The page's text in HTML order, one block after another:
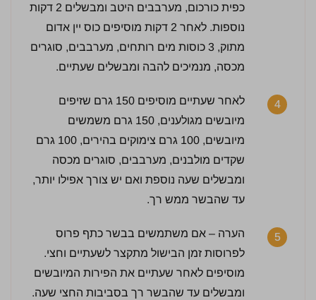
כפית כורכום, מערבבים היטב ומבשלים 2 דקות
נוספות. לאחר 2 דקות מוסיפים כוס יין אדום
מתוק, 3 כוסות מים רותחים, מערבבים, סוגרים
מכסה, מנמיכים להבה ומבשלים שעתיים.
4
לאחר שעתיים מוסיפים 150 גרם שזיפים
מיובשים מגולענים, 150 גרם משמשים
מיובשים, 100 גרם צימוקים בהירים, 100 גרם
שקדים מולבנים, מערבבים, סוגרים מכסה
ומבשלים שעה נוספת ואם יש צורך אפילו יותר,
עד שהבשר ממש רך.
5
הערה – אם משתמשים בבשר כתף פרוס
לפרוסות זמן הבישול מתקצר לשעתיים וחצי.
מוסיפים לאחר שעתיים את הפירות המיובשים
ומבשלים עד שהבשר רך בסביבות החצי שעה.